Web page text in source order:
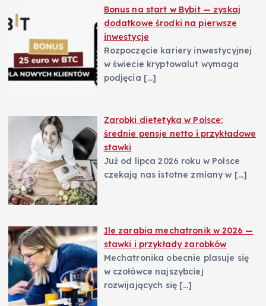
Bonus na start w Bybit — zyskaj
dodatkowe środki na pierwsze
inwestycje
Rozpoczęcie kariery inwestycyjnej
w świecie kryptowalut wymaga
podjęcia […]
Zarobki dietetyka w Polsce:
średnie pensje netto i przykładowe
stawki
Już od lipca 2026 roku w Polsce
czekają nas istotne zmiany w […]
Ile zarabia mechatronik w 2026 —
stawki i przykłady zarobków
Mechatronika obecnie plasuje się
w czołówce najszybciej
rozwijających się […]